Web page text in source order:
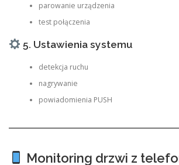
parowanie urządzenia
test połączenia
5. Ustawienia systemu
detekcja ruchu
nagrywanie
powiadomienia PUSH
Monitoring drzwi z